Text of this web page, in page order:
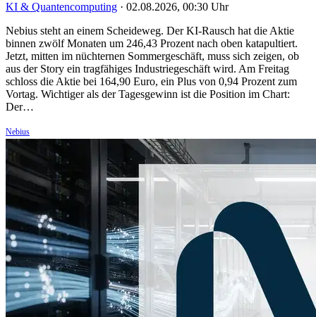
KI & Quantencomputing · 02.08.2026, 00:30 Uhr
Nebius steht an einem Scheideweg. Der KI-Rausch hat die Aktie
binnen zwölf Monaten um 246,43 Prozent nach oben katapultiert.
Jetzt, mitten im nüchternen Sommergeschäft, muss sich zeigen, ob
aus der Story ein tragfähiges Industriegeschäft wird. Am Freitag
schloss die Aktie bei 164,90 Euro, ein Plus von 0,94 Prozent zum
Vortag. Wichtiger als der Tagesgewinn ist die Position im Chart:
Der…
Nebius